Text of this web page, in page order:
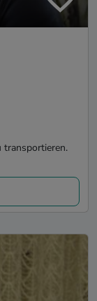
transportieren.